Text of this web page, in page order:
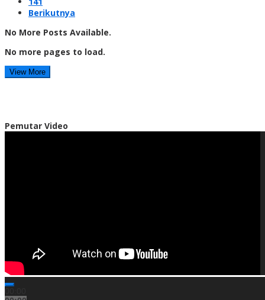
Berikutnya
No More Posts Available.
No more pages to load.
View More
Pemutar Video